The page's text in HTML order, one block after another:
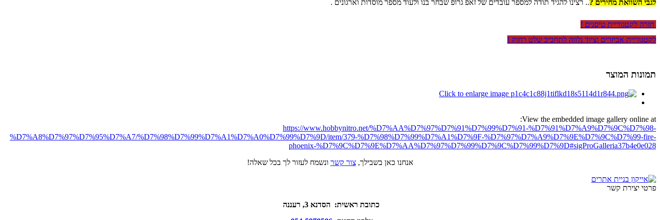
לגבי השוואת מחירים ?.. רצינו להגיד תודה למספר עובדים של זאפ גרופ שבחר בנו ולעוד מספר מוסדות וארגונים .
חזרה לקטגוריית טיסנים !
לקטגוריית אביזרים וציוד נלווה לתחביב שלט רחוק !
תמונות המוצר
View the embedded image gallery online at:
https://www.hobbynitro.net/%D7%AA%D7%97%D7%91%D7%99%D7%91-%D7%91%D7%A9%D7%9C%D7%98-
%D7%A8%D7%97%D7%95%D7%A7/%D7%98%D7%99%D7%A1%D7%A0%D7%99%D7%9D/item/379-%D7%98%D7%99%D7%A1%D7%9F-%D7%97%D7%A9%D7%9E%D7%9C%D7%99-fire-
phoenix-%D7%9C%D7%9E%D7%AA%D7%97%D7%99%D7%9C%D7%99%D7%9D#sigProGalleria37b4e0e028
אנחנו כאן בשבילך,צור קשר ונשמח לעזור לך בכל שאלה!
פרטי יצירת קשר
כתובת ראשית: הסדנא 3, רעננה